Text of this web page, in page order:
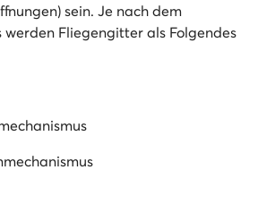
sein. Je nach dem
Fliegengitter als Folgendes